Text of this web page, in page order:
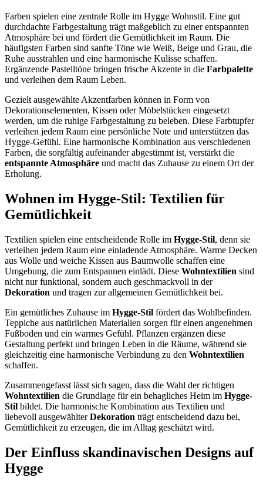
Farben spielen eine zentrale Rolle im Hygge Wohnstil. Eine gut
durchdachte Farbgestaltung trägt maßgeblich zu einer entspannten
Atmosphäre bei und fördert die Gemütlichkeit im Raum. Die
häufigsten Farben sind sanfte Töne wie Weiß, Beige und Grau, die
Ruhe ausstrahlen und eine harmonische Kulisse schaffen.
Ergänzende Pastelltöne bringen frische Akzente in die Farbpalette
und verleihen dem Raum Leben.
Gezielt ausgewählte Akzentfarben können in Form von
Dekorationselementen, Kissen oder Möbelstücken eingesetzt
werden, um die ruhige Farbgestaltung zu beleben. Diese Farbtupfer
verleihen jedem Raum eine persönliche Note und unterstützen das
Hygge-Gefühl. Eine harmonische Kombination aus verschiedenen
Farben, die sorgfältig aufeinander abgestimmt ist, verstärkt die
entspannte Atmosphäre und macht das Zuhause zu einem Ort der
Erholung.
Wohnen im Hygge-Stil: Textilien für
Gemütlichkeit
Textilien spielen eine entscheidende Rolle im Hygge-Stil, denn sie
verleihen jedem Raum eine einladende Atmosphäre. Warme Decken
aus Wolle und weiche Kissen aus Baumwolle schaffen eine
Umgebung, die zum Entspannen einlädt. Diese Wohntextilien sind
nicht nur funktional, sondern auch geschmackvoll in der
Dekoration und tragen zur allgemeinen Gemütlichkeit bei.
Ein gemütliches Zuhause im Hygge-Stil fördert das Wohlbefinden.
Teppiche aus natürlichen Materialien sorgen für einen angenehmen
Fußboden und ein warmes Gefühl. Pflanzen ergänzen diese
Gestaltung perfekt und bringen Leben in die Räume, während sie
gleichzeitig eine harmonische Verbindung zu den Wohntextilien
schaffen.
Zusammengefasst lässt sich sagen, dass die Wahl der richtigen
Wohntextilien die Grundlage für ein behagliches Heim im Hygge-
Stil bildet. Die harmonische Kombination aus Textilien und
liebevoll ausgewählterDekoration trägt entscheidend dazu bei,
Gemütlichkeit zu erzeugen, die im Alltag geschätzt wird.
Der Einfluss skandinavischen Designs auf
Hygge